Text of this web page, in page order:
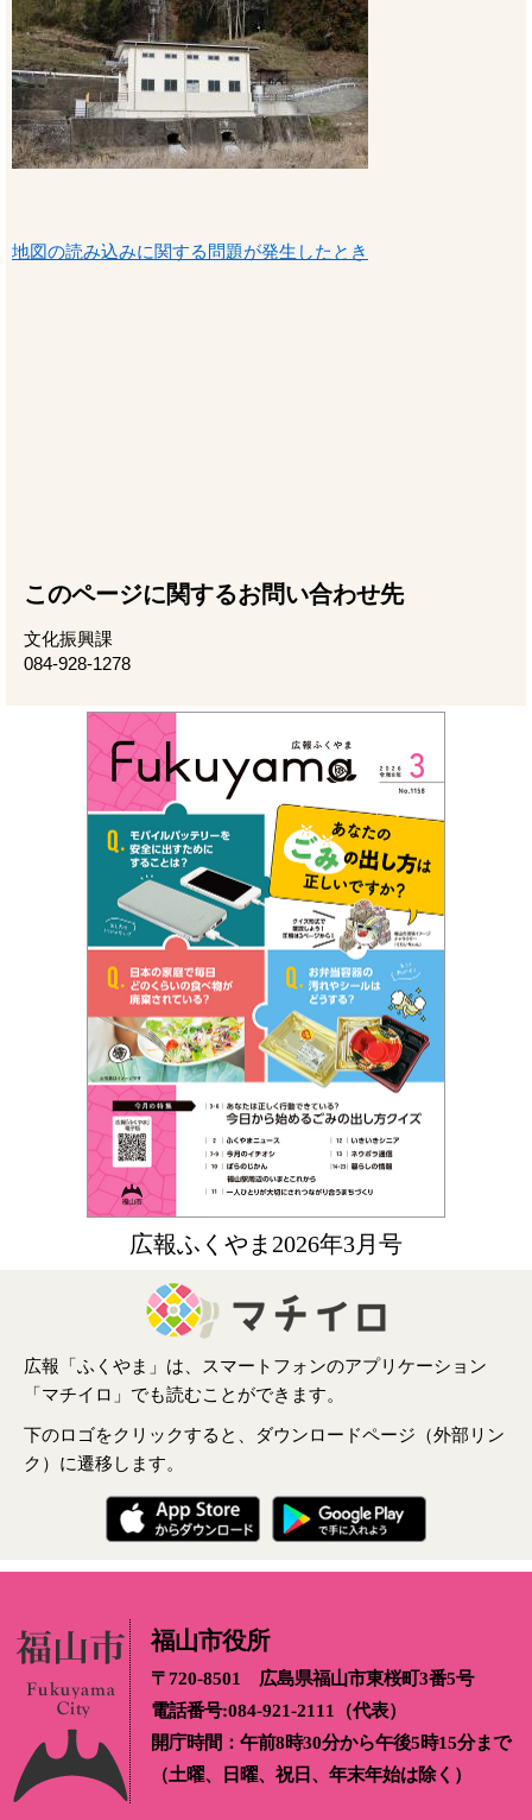
広報ふくやま2026年3月号
広報「ふくやま」は、スマートフォンのアプリケーション
「マチイロ」でも読むことができます。
下のロゴをクリックすると、ダウンロードページ（外部リン
ク）に遷移します。
地図の読み込みに関する問題が発生したとき
このページに関するお問い合わせ先
文化振興課
084-928-1278
福山市役所
〒720-8501 広島県福山市東桜町3番5号
電話番号:084-921-2111（代表）
開庁時間：午前8時30分から午後5時15分まで
（土曜、日曜、祝日、年末年始は除く）